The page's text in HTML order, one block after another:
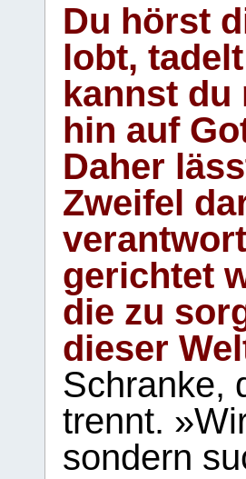
Du hörst
lobt,
kannst du
hin auf
Daher
Zweifel
gerichtet
die zu
dieser
Schranke,
trennt.
sondern